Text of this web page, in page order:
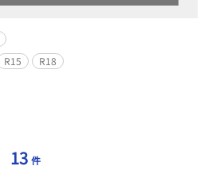
R15 R18
13 件